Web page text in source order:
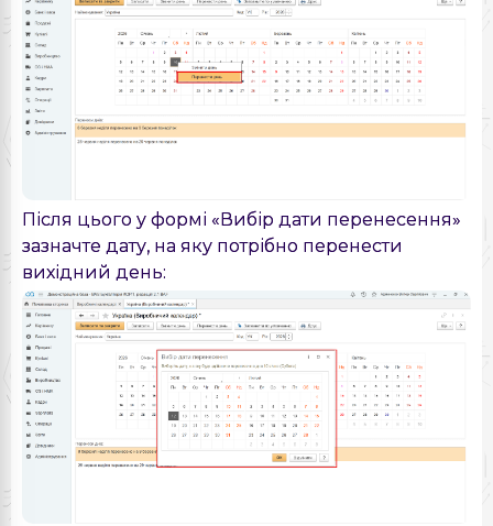
Після цього у формі «Вибір дати перенесення»
зазначте дату, на яку потрібно перенести
вихідний день: